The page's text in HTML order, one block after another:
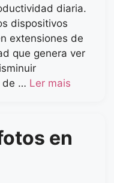
diaria.
dispositivos
extensiones de
que genera ver
de … Ler mais
en